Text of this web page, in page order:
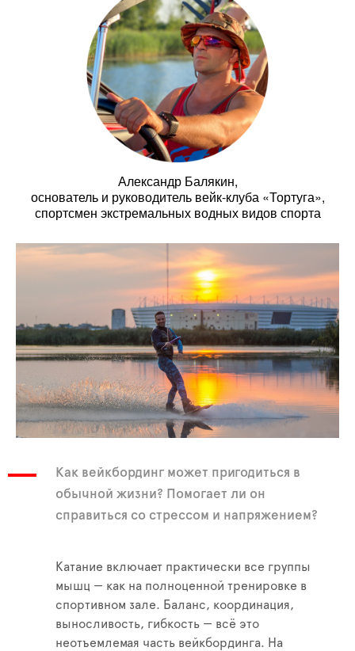
Александр Балякин,
основатель и руководитель вейк-клуба «Тортуга»,
спортсмен экстремальных водных видов спорта
Как вейкбординг может пригодиться в
обычной жизни? Помогает ли он
справиться со стрессом и напряжением?
Катание включает практически все группы
мышц — как на полноценной тренировке в
спортивном зале. Баланс, координация,
выносливость, гибкость — всё это
неотъемлемая часть вейкбординга. На